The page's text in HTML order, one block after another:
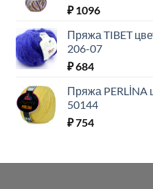
₽1096
Пряжа TIBET
206-07
₽684
Пряжа PERLİNA
50144
₽754